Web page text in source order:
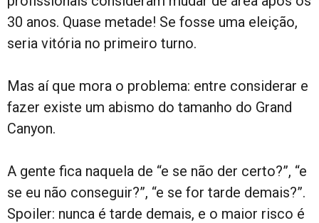
30 anos. Quase metade! Se fosse uma eleição,
seria vitória no primeiro turno.
Mas aí que mora o problema: entre considerar e
fazer existe um abismo do tamanho do Grand
Canyon.
A gente fica naquela de “e se não der certo?”, “e
se eu não conseguir?”, “e se for tarde demais?”.
Spoiler: nunca é tarde demais, e o maior risco é